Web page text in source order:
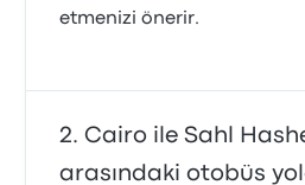
etmenizi önerir.
Cairo ile Sahl
arasındaki otobüs